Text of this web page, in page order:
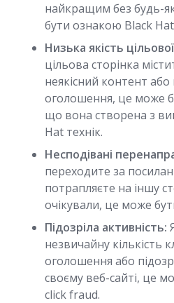
найкращим без будь-
бути ознакою Black Hat
Низька якість
цільова сторінка
неякісний контент або
оголошення, це може
що вона створена з
Hat технік.
Несподівані
переходите за
потрапляєте на іншу
очікували, це може
Підозріла активність:
незвичайну кількість
оголошення або
своєму веб-сайті, це
click fraud.